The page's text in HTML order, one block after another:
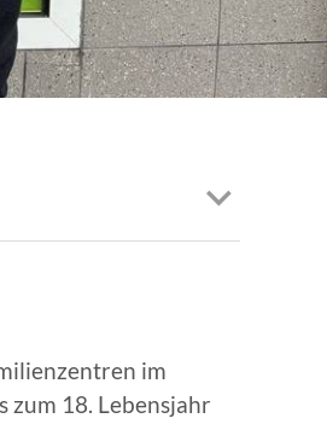
im
zum 18. Lebensjahr